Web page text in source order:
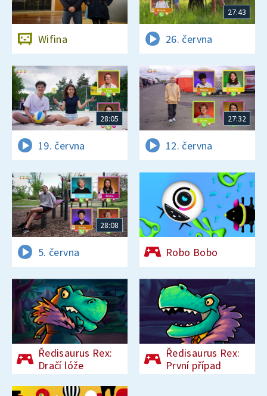
Wifina
27:43
26. června
28:05
19. června
27:32
12. června
28:08
5. června Robo Bobo
Ředisaurus Rex:
Dračí lóže
Ředisaurus Rex:
První případ